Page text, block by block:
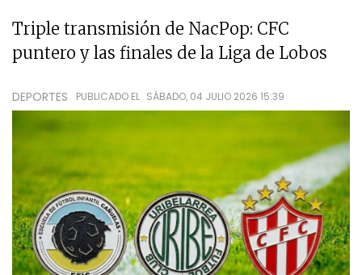
Triple transmisión de NacPop: CFC
puntero y las finales de la Liga de Lobos
DEPORTES PUBLICADO EL SÁBADO, 04 JULIO 2026 15:39